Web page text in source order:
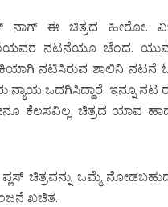
ನಾಗ್ ಈ ಚಿತ್ರದ ಹೀರೋ.
ನಟನೆಯೂ ಚೆಂದ.
ನಟಿಸಿರುವ ಶಾಲಿನಿ ನಟನೆ
ನ್ಯಾಯ ಒದಗಿಸಿದ್ದಾರೆ. ಇನ್ನೂ
ಕೆಲಸವಿಲ್ಲ. ಚಿತ್ರದ ಯಾವ
ಚಿತ್ರವನ್ನು ಒಮ್ಮೆ
ಖಚಿತ.